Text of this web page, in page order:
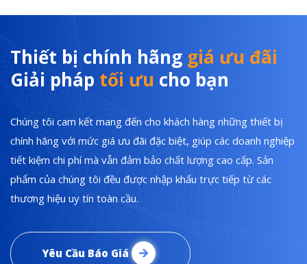
Thiết bị chính hãng giá ưu đãi
Giải pháp tối ưu cho bạn
Chúng tôi cam kết mang đến cho khách hàng những thiết bị
chính hãng với mức giá ưu đãi đặc biệt, giúp các doanh nghiệp
tiết kiệm chi phí mà vẫn đảm bảo chất lượng cao cấp. Sản
phẩm của chúng tôi đều được nhập khẩu trực tiếp từ các
thương hiệu uy tín toàn cầu.
Yêu Cầu Báo Giá